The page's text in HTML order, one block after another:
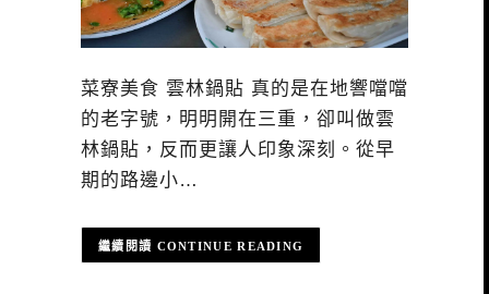
菜寮美食 雲林鍋貼 真的是在地響噹噹
的老字號，明明開在三重，卻叫做雲
林鍋貼，反而更讓人印象深刻。從早
期的路邊小…
CONTINUE READING